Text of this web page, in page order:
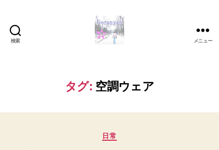
検索
マ
イ
ド
音
メニュー
タグ: 空調ウェア
カ
日常